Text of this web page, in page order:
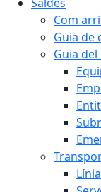
Com
Guia de
Guia